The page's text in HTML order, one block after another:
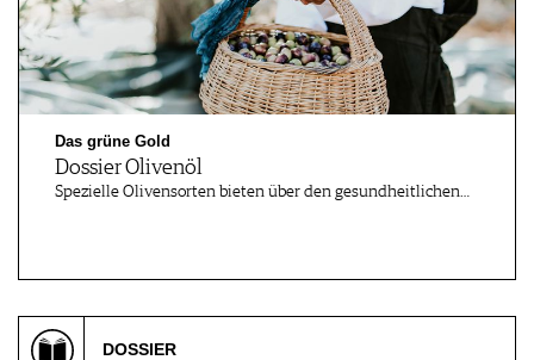
Das grüne Gold
Dossier Olivenöl
Spezielle Olivensorten bieten über den gesundheitlichen…
DOSSIER